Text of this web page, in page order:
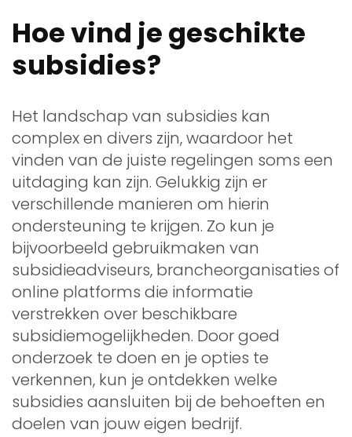
Hoe vind je geschikte
subsidies?
Het landschap van subsidies kan
complex en divers zijn, waardoor het
vinden van de juiste regelingen soms een
uitdaging kan zijn. Gelukkig zijn er
verschillende manieren om hierin
ondersteuning te krijgen. Zo kun je
bijvoorbeeld gebruikmaken van
subsidieadviseurs, brancheorganisaties of
online platforms die informatie
verstrekken over beschikbare
subsidiemogelijkheden. Door goed
onderzoek te doen en je opties te
verkennen, kun je ontdekken welke
subsidies aansluiten bij de behoeften en
doelen van jouw eigen bedrijf.